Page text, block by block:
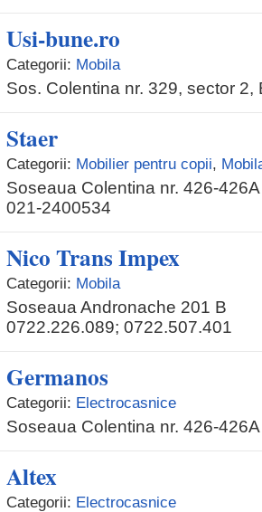
Usi-bune.ro
Categorii: Mobila
Sos. Colentina nr. 329, sector 2,
Staer
Categorii: Mobilier pentru copii,
Soseaua Colentina nr. 426-426A
021-2400534
Nico Trans Impex
Categorii: Mobila
Soseaua Andronache 201 B
0722.226.089; 0722.507.401
Germanos
Categorii: Electrocasnice
Soseaua Colentina nr. 426-426A
Altex
Categorii: Electrocasnice